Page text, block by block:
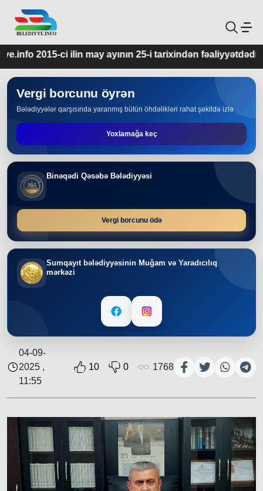
ayının 25-i tarixindən fəaliyyətdədir.
Vergi borcunu öyrən
Bələdiyyələr qarşısında yaranmış bütün öhdəlikləri rahat şəkildə izlə
Yoxlamağa keç
Binəqədi Qəsəbə Bələdiyyəsi
Vergi borcunu ödə
Sumqayıt bələdiyyəsinin Muğam və Yaradıcılıq
mərkəzi
04-09-
2025 ,
11:55
10 0 1768